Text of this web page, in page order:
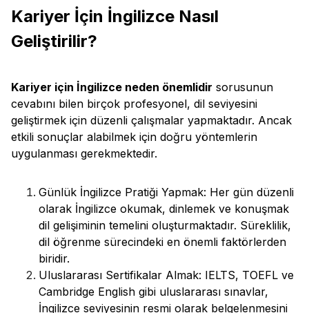
Kariyer İçin İngilizce Nasıl
Geliştirilir?
Kariyer için İngilizce neden önemlidir sorusunun
cevabını bilen birçok profesyonel, dil seviyesini
geliştirmek için düzenli çalışmalar yapmaktadır. Ancak
etkili sonuçlar alabilmek için doğru yöntemlerin
uygulanması gerekmektedir.
Günlük İngilizce Pratiği Yapmak: Her gün düzenli
olarak İngilizce okumak, dinlemek ve konuşmak
dil gelişiminin temelini oluşturmaktadır. Süreklilik,
dil öğrenme sürecindeki en önemli faktörlerden
biridir.
Uluslararası Sertifikalar Almak: IELTS, TOEFL ve
Cambridge English gibi uluslararası sınavlar,
İngilizce seviyesinin resmi olarak belgelenmesini